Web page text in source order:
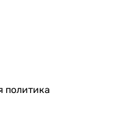
политика